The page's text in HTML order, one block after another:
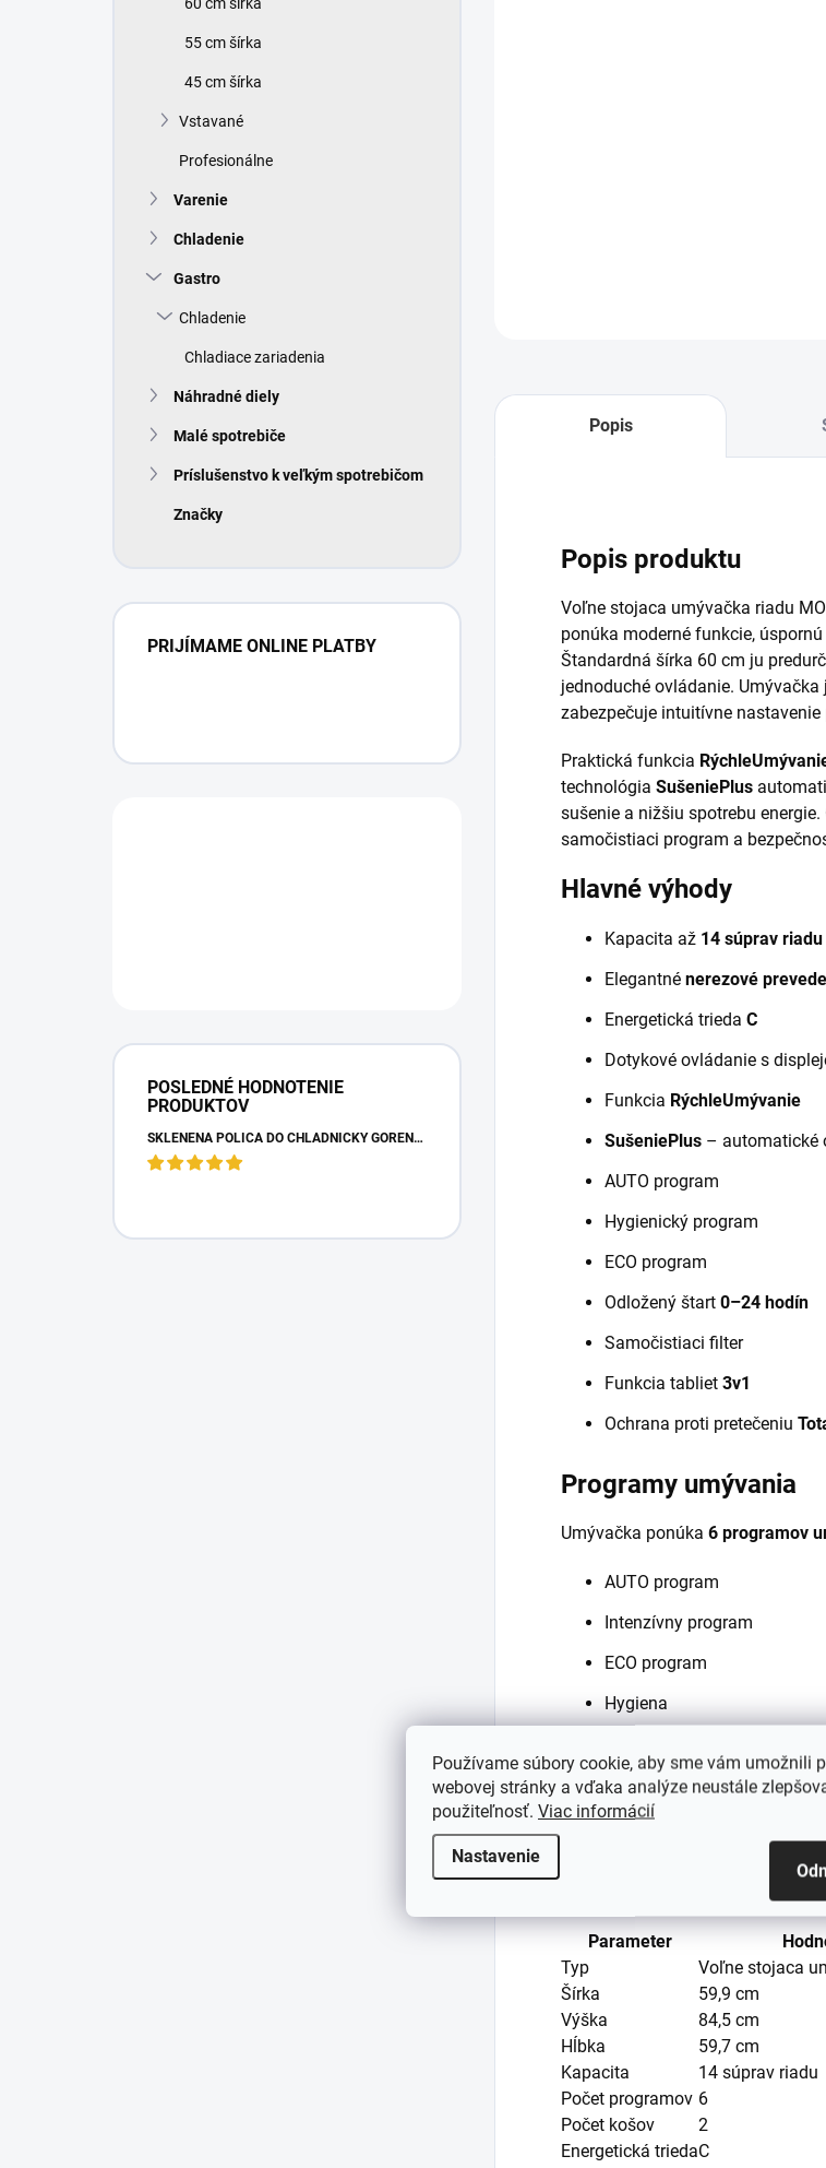
Používame súbory cookie, aby sme vám umožnili
webovej stránky a vďaka analýze neustále
použiteľnosť. Viac informácií
Nastavenie
55 cm šírka
45 cm šírka
Vstavané
Profesionálne
Varenie
Chladenie
Gastro
Chladenie
Chladiace zariadenia
Náhradné diely
Malé spotrebiče
Príslušenstvo k veľkým spotrebičom
Značky
PRIJÍMAME ONLINE PLATBY
POSLEDNÉ HODNOTENIE
PRODUKTOV
SKLENENÁ POLICA DO CHLADNIČKY GORENJE 163336
Popis
Popis produktu
Voľne stojaca umývačka riadu
ponúka moderné funkcie,
Štandardná šírka 60 cm ju
jednoduché ovládanie. Umývačka
zabezpečuje intuitívne
Praktická funkcia
technológia SušeniePlus
sušenie a nižšiu spotrebu
samočistiaci program a
Hlavné výhody
Kapacita až 14 súprav riadu
Elegantné nerezové
Energetická trieda C
Dotykové ovládanie s
Funkcia RýchleUmývanie
SušeniePlus – automatické
AUTO program
Hygienický program
ECO program
Odložený štart 0–24 hodín
Samočistiaci filter
Funkcia tabliet 3v1
Ochrana proti pretečeniu
Programy umývania
Umývačka ponúka 6 programov
AUTO program
Intenzívny program
ECO program
Hygiena
1h umývanie
40 / 55 / 60 /
Technické parametre
Parameter
Typ
Voľne stojaca
Šírka
59,9 cm
Výška
84,5 cm
Hĺbka
59,7 cm
Kapacita
14 súprav riadu
Počet programov 6
Počet košov
2
Energetická triedaC